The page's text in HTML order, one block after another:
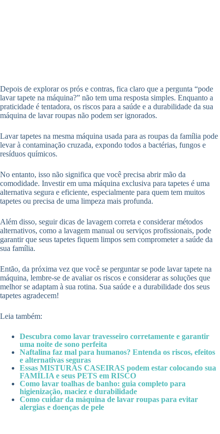
Depois de explorar os prós e contras, fica claro que a pergunta “pode
lavar tapete na máquina?” não tem uma resposta simples. Enquanto a
praticidade é tentadora, os riscos para a saúde e a durabilidade da sua
máquina de lavar roupas não podem ser ignorados.
Lavar tapetes na mesma máquina usada para as roupas da família pode
levar à contaminação cruzada, expondo todos a bactérias, fungos e
resíduos químicos.
No entanto, isso não significa que você precisa abrir mão da
comodidade. Investir em uma máquina exclusiva para tapetes é uma
alternativa segura e eficiente, especialmente para quem tem muitos
tapetes ou precisa de uma limpeza mais profunda.
Além disso, seguir dicas de lavagem correta e considerar métodos
alternativos, como a lavagem manual ou serviços profissionais, pode
garantir que seus tapetes fiquem limpos sem comprometer a saúde da
sua família.
Então, da próxima vez que você se perguntar se pode lavar tapete na
máquina, lembre-se de avaliar os riscos e considerar as soluções que
melhor se adaptam à sua rotina. Sua saúde e a durabilidade dos seus
tapetes agradecem!
Leia também:
Descubra como lavar travesseiro corretamente e garantir
uma noite de sono perfeita
Naftalina faz mal para humanos? Entenda os riscos, efeitos
e alternativas seguras
Essas MISTURAS CASEIRAS podem estar colocando sua
FAMÍLIA e seus PETS em RISCO
Como lavar toalhas de banho: guia completo para
higienização, maciez e durabilidade
Como cuidar da máquina de lavar roupas para evitar
alergias e doenças de pele